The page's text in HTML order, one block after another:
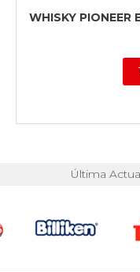
WHISKY PIONEER
Última